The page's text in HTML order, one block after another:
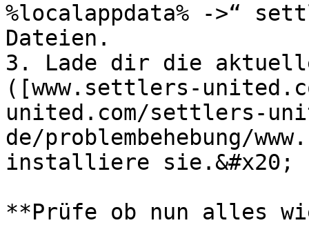
%localappdata% ->“
Dateien.
3. Lade dir die
([www.settlers-
united.com/settlers-
de/problembehebung/
installiere sie.&#x20;
**Prüfe ob nun alles